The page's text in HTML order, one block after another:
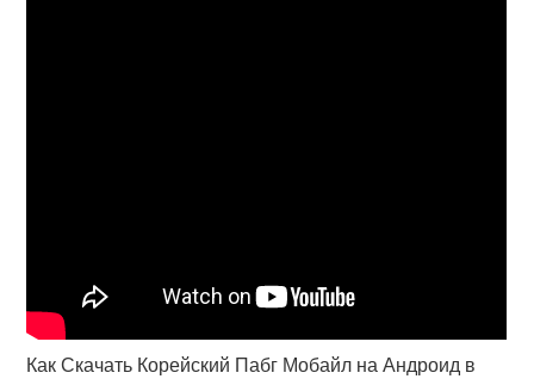
Как Скачать Корейский Пабг Мобайл на Андроид в